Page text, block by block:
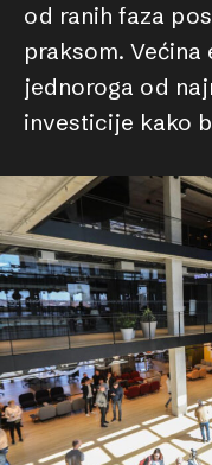
od ranih faza
praksom.
jednoroga od
investicije kako